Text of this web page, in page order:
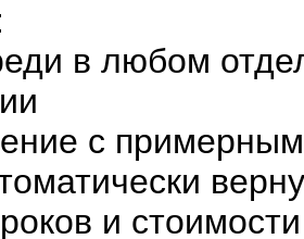
в любом
с примерным
и